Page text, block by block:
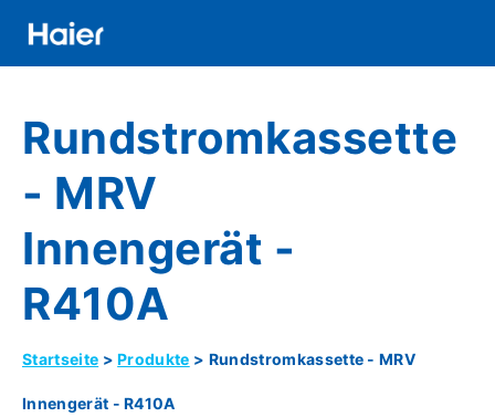
zum
Inhalt
Banner
Rundstromkassette
- MRV
Innengerät -
R410A
Pfadnavigation
Startseite Produkte Rundstromkassette - MRV
Innengerät - R410A